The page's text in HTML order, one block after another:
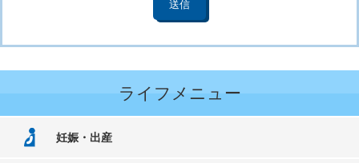
ライフメニュー
妊娠・出産